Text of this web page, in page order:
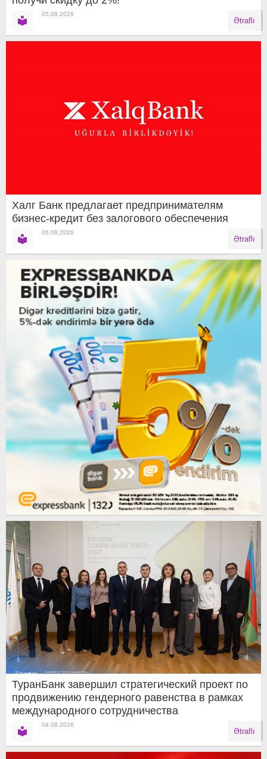
05.08.2026
Ətraflı
Халг Банк предлагает предпринимателям
бизнес-кредит без залогового обеспечения
05.08.2026
Ətraflı
ТуранБанк завершил стратегический проект по
продвижению гендерного равенства в рамках
международного сотрудничества
04.08.2026
Ətraflı